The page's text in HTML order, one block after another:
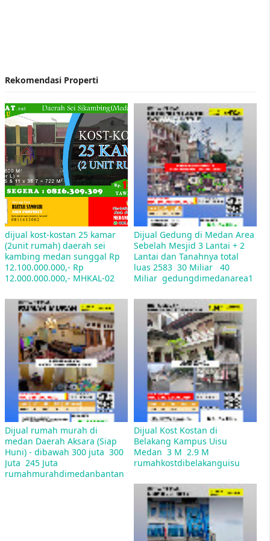
Contoh Surat Penawaran Harga Rumah
Lelang Rumah Bank BRI Medan
Jual Rumah Sitaan Bank di Medan
Mulan Jameela Pasang Iklan Jual Rumah
penawaran Rp 2,5 miliar, yang terletak di
kawasan Sektor 9 Bintaro, Tangerang Selatan
Rumah DP 1 Juta Cicilan 800 Rb Bagaimana
Maksudnya?
Rekomendasi Properti
dijual kost-kostan 25 kamar
(2unit rumah) daerah sei
kambing medan sunggal Rp
12.100.000.000,- Rp
12.000.000.000,- MHKAL-02
Dijual Gedung di Medan Area
Sebelah Mesjid 3 Lantai + 2
Lantai dan Tanahnya total
luas 2583  30 Miliar   40
Miliar  gedungdimedanarea1
Dijual rumah murah di
medan Daerah Aksara (Siap
Huni) - dibawah 300 juta  300
Juta  245 Juta
rumahmurahdimedanbantan
Dijual Kost Kostan di
Belakang Kampus Uisu
Medan  3 M  2.9 M
rumahkostdibelakanguisu